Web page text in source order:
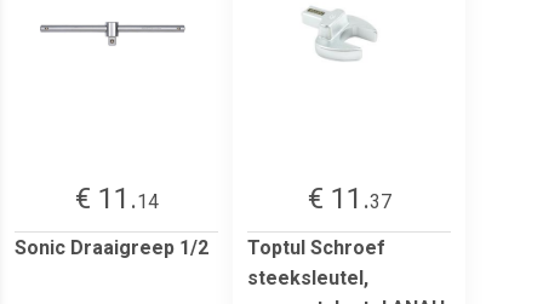
€ 11.14
Sonic Draaigreep 1/2
€ 11.37
Toptul Schroef
steeksleutel,